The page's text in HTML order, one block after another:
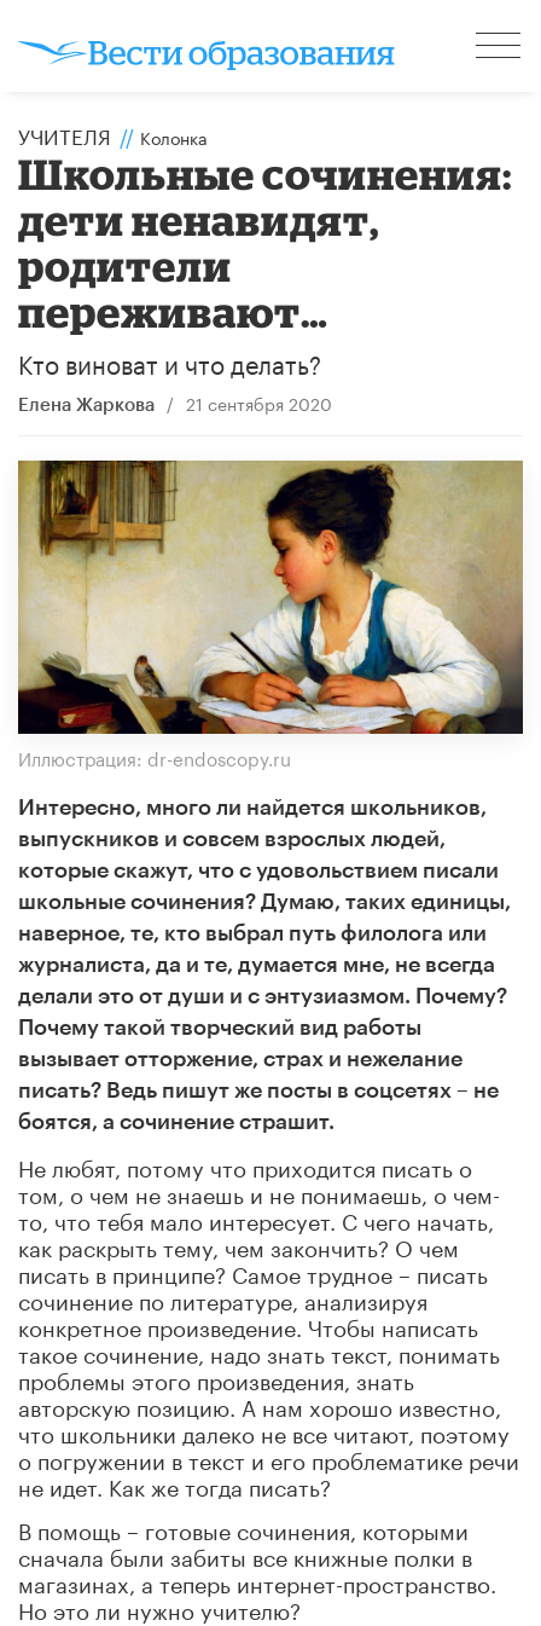
УЧИТЕЛЯ // Колонка
​Школьные сочинения:
дети ненавидят,
родители
переживают…
Кто виноват и что делать?
Елена Жаркова / 21 сентября 2020
Иллюстрация: dr-endoscopy.ru
Интересно, много ли найдется школьников,
выпускников и совсем взрослых людей,
которые скажут, что с удовольствием писали
школьные сочинения? Думаю, таких единицы,
наверное, те, кто выбрал путь филолога или
журналиста, да и те, думается мне, не всегда
делали это от души и с энтузиазмом. Почему?
Почему такой творческий вид работы
вызывает отторжение, страх и нежелание
писать? Ведь пишут же посты в соцсетях – не
боятся, а сочинение страшит.
Не любят, потому что приходится писать о
том, о чем не знаешь и не понимаешь, о чем-
то, что тебя мало интересует. С чего начать,
как раскрыть тему, чем закончить? О чем
писать в принципе? Самое трудное – писать
сочинение по литературе, анализируя
конкретное произведение. Чтобы написать
такое сочинение, надо знать текст, понимать
проблемы этого произведения, знать
авторскую позицию. А нам хорошо известно,
что школьники далеко не все читают, поэтому
о погружении в текст и его проблематике речи
не идет. Как же тогда писать?
В помощь – готовые сочинения, которыми
сначала были забиты все книжные полки в
магазинах, а теперь интернет-пространство.
Но это ли нужно учителю?